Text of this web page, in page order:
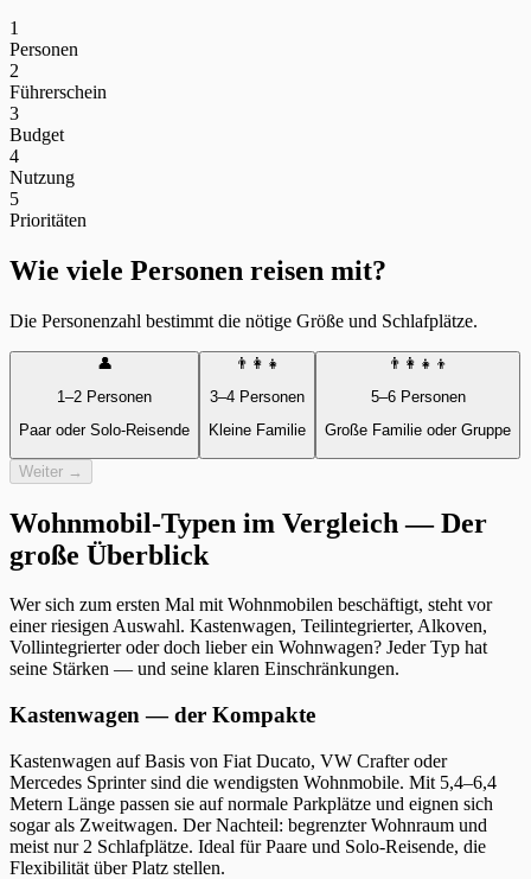
1
Personen
2
Führerschein
3
Budget
4
Nutzung
5
Prioritäten
Wie viele Personen reisen mit?
Die Personenzahl bestimmt die nötige Größe und Schlafplätze.
👤
1–2 Personen
Paar oder Solo-Reisende
👨‍👩‍👧
3–4 Personen
Kleine Familie
👨‍👩‍👧‍👦
5–6 Personen
Große Familie oder Gruppe
Weiter →
Wohnmobil-Typen im Vergleich — Der
große Überblick
Wer sich zum ersten Mal mit Wohnmobilen beschäftigt, steht vor
einer riesigen Auswahl. Kastenwagen, Teilintegrierter, Alkoven,
Vollintegrierter oder doch lieber ein Wohnwagen? Jeder Typ hat
seine Stärken — und seine klaren Einschränkungen.
Kastenwagen — der Kompakte
Kastenwagen auf Basis von Fiat Ducato, VW Crafter oder
Mercedes Sprinter sind die wendigsten Wohnmobile. Mit 5,4–6,4
Metern Länge passen sie auf normale Parkplätze und eignen sich
sogar als Zweitwagen. Der Nachteil: begrenzter Wohnraum und
meist nur 2 Schlafplätze. Ideal für Paare und Solo-Reisende, die
Flexibilität über Platz stellen.